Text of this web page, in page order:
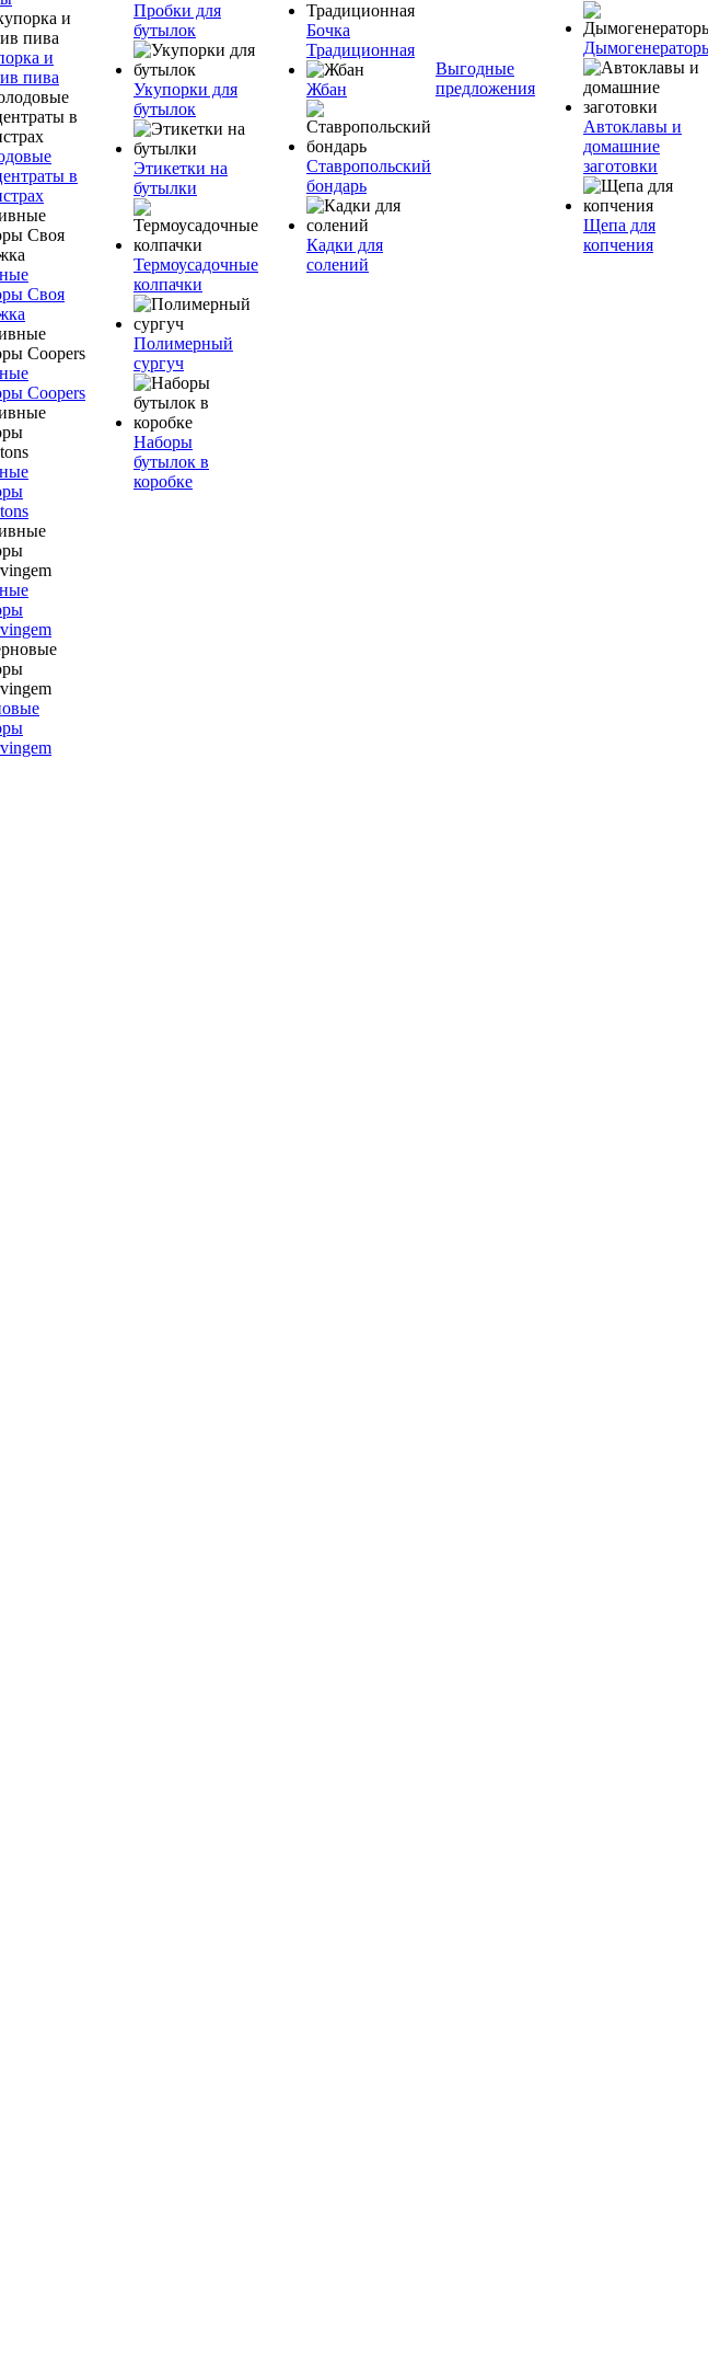
и
пива
в
Своя
Coopers
Пробки для
бутылок
Укупорки для
бутылок
Этикетки на
бутылки
Термоусадочные
колпачки
Полимерный
сургуч
Наборы
бутылок в
коробке
Бочка
Традиционная
Жбан
Ставропольский
бондарь
Кадки для
солений
Выгодные
предложения
Автоклавы и
домашние
заготовки
Щепа для
копчения